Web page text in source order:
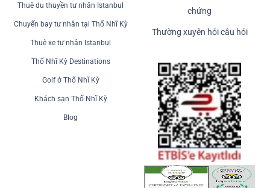
Thuê du thuyền tư nhân Istanbul
Chuyến bay tư nhân tại Thổ Nhĩ Kỳ
Thuê xe tư nhân Istanbul
Thổ Nhĩ Kỳ Destinations
Golf ở Thổ Nhĩ Kỳ
Khách sạn Thổ Nhĩ Kỳ
Blog
chứng
Thường xuyên hỏi câu hỏi